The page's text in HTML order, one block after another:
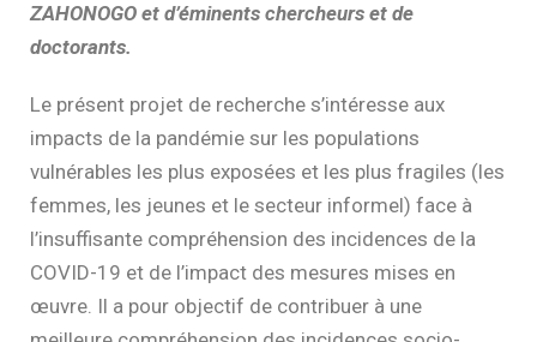
ZAHONOGO et d’éminents chercheurs et de
doctorants.
Le présent projet de recherche s’intéresse aux
impacts de la pandémie sur les populations
vulnérables les plus exposées et les plus fragiles (les
femmes, les jeunes et le secteur informel) face à
l’insuffisante compréhension des incidences de la
COVID-19 et de l’impact des mesures mises en
œuvre. Il a pour objectif de contribuer à une